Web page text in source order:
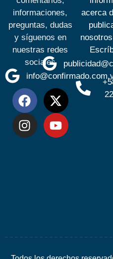
informaciones,
preguntas, dudas
y síguenos en
nuestras redes
sociales
acerca